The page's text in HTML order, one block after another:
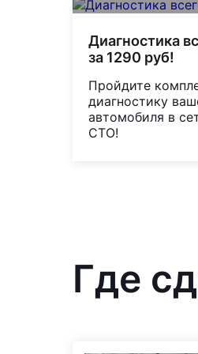
Диагностика
за 1290 руб!
Пройдите
диагностику
автомобиля в
СТО!
Где